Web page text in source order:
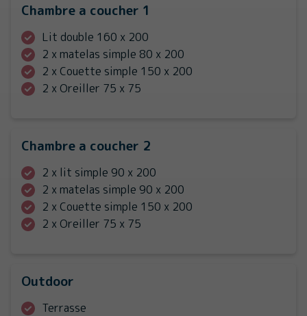
Chambre a coucher 1
Lit double 160 x 200
2 x matelas simple 80 x 200
2 x Couette simple 150 x 200
2 x Oreiller 75 x 75
Chambre a coucher 2
2 x lit simple 90 x 200
2 x matelas simple 90 x 200
2 x Couette simple 150 x 200
2 x Oreiller 75 x 75
Outdoor
Terrasse